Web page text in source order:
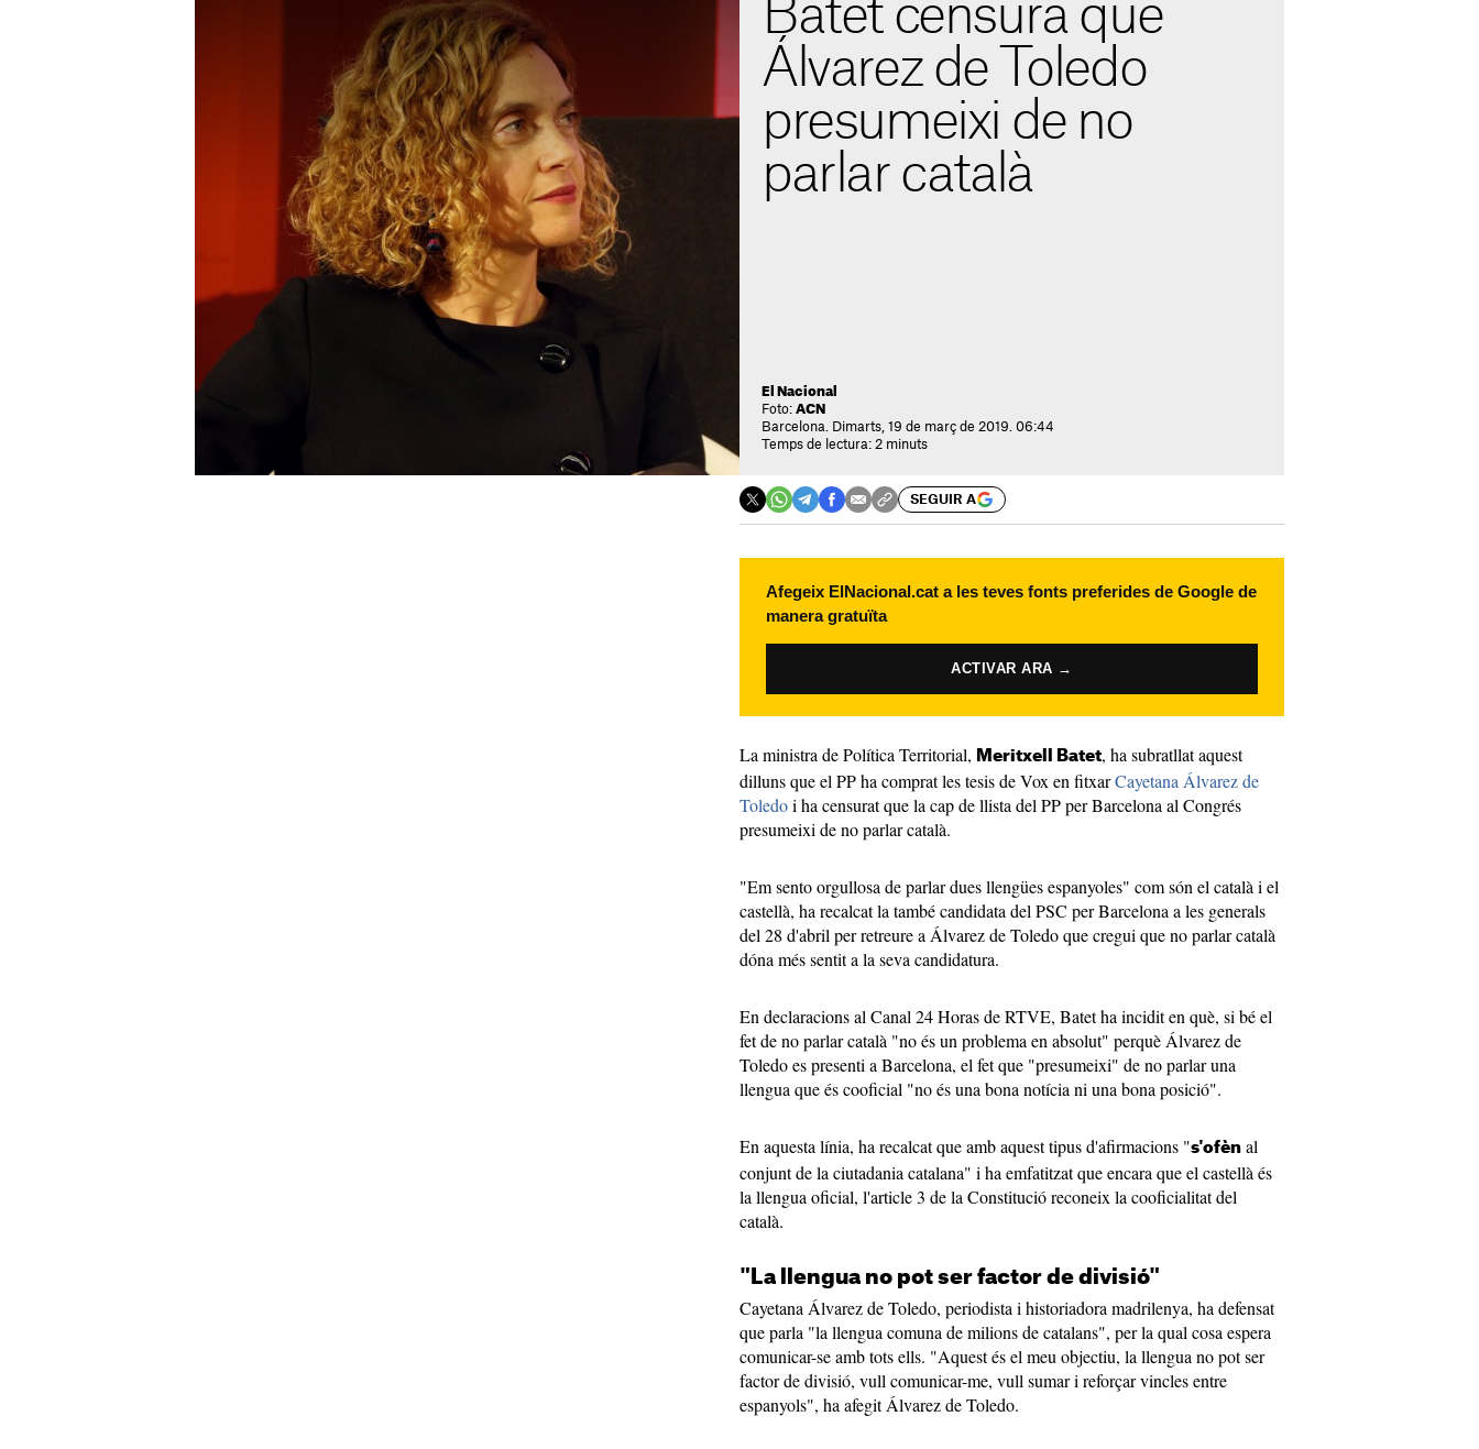
Batet censura que
Álvarez de Toledo
presumeixi de no
parlar català
El Nacional
Foto: ACN
Barcelona. Dimarts, 19 de març de 2019. 06:44
Temps de lectura: 2 minuts
SEGUIR A
Afegeix ElNacional.cat a les teves fonts preferides de Google de
manera gratuïta
ACTIVAR ARA →
La ministra de Política Territorial, Meritxell Batet, ha subratllat aquest
dilluns que el PP ha comprat les tesis de Vox en fitxarCayetana Álvarez de
Toledoi ha censurat que la cap de llista del PP per Barcelona al Congrés
presumeixi de no parlar català.
"Em sento orgullosa de parlar dues llengües espanyoles" com són el català i el
castellà, ha recalcat la també candidata del PSC per Barcelona a les generals
del 28 d'abril per retreure a Álvarez de Toledo que cregui que no parlar català
dóna més sentit a la seva candidatura.
En declaracions al Canal 24 Horas de RTVE, Batet ha incidit en què, si bé el
fet de no parlar català "no és un problema en absolut" perquè Álvarez de
Toledo es presenti a Barcelona, el fet que "presumeixi" de no parlar una
llengua que és cooficial "no és una bona notícia ni una bona posició".
En aquesta línia, ha recalcat que amb aquest tipus d'afirmacions "s'ofèn al
conjunt de la ciutadania catalana" i ha emfatitzat que encara que el castellà és
la llengua oficial, l'article 3 de la Constitució reconeix la cooficialitat del
català.
"La llengua no pot ser factor de divisió"
Cayetana Álvarez de Toledo, periodista i historiadora madrilenya, ha defensat
que parla "la llengua comuna de milions de catalans", per la qual cosa espera
comunicar-se amb tots ells. "Aquest és el meu objectiu, la llengua no pot ser
factor de divisió, vull comunicar-me, vull sumar i reforçar vincles entre
espanyols", ha afegit Álvarez de Toledo.